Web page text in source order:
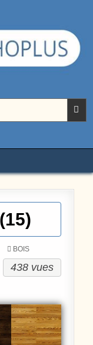
POSTÉ DANS
BOIS
438 vues